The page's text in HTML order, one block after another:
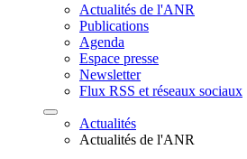
Actualités de l'ANR
Publications
Agenda
Espace presse
Newsletter
Flux RSS et réseaux sociaux
Actualités
Actualités de l'ANR